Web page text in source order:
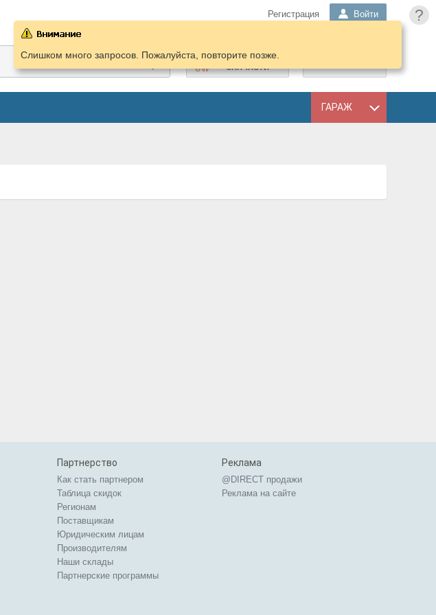
?
Регистрация Войти
ПОДОБРАТЬ
ЗАПЧАСТИ
ГАРАЖ
Слишком много запросов. Пожалуйста, повторите позже.
Партнерство
Как стать партнером
Таблица скидок
Регионам
Поставщикам
Юридическим лицам
Производителям
Наши склады
Партнерские программы
Реклама
@DIRECT продажи
Реклама на сайте